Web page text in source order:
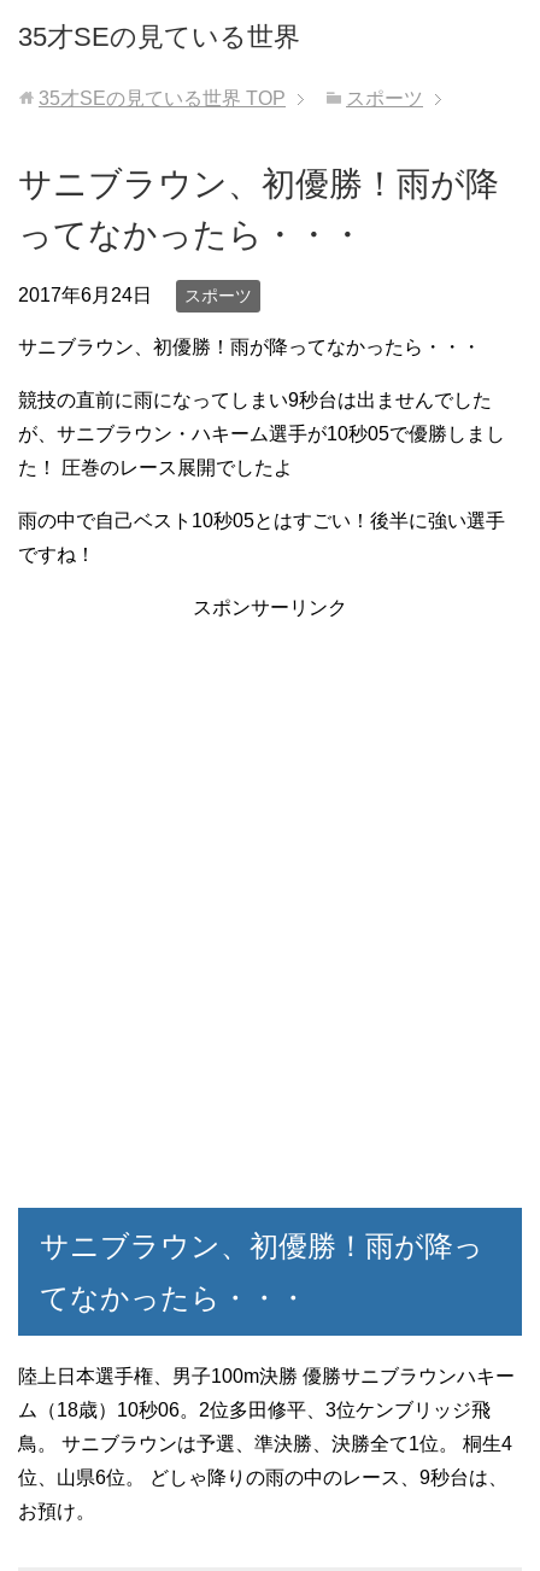
35才SEの見ている世界
35才SEの見ている世界 TOP スポーツ
サニブラウン、初優勝！雨が降
ってなかったら・・・
2017年6月24日 スポーツ
サニブラウン、初優勝！雨が降ってなかったら・・・
競技の直前に雨になってしまい9秒台は出ませんでした
が、サニブラウン・ハキーム選手が10秒05で優勝しまし
た！ 圧巻のレース展開でしたよ
雨の中で自己ベスト10秒05とはすごい！後半に強い選手
ですね！
スポンサーリンク
サニブラウン、初優勝！雨が降っ
てなかったら・・・
陸上日本選手権、男子100m決勝 優勝サニブラウンハキー
ム（18歳）10秒06。2位多田修平、3位ケンブリッジ飛
鳥。 サニブラウンは予選、準決勝、決勝全て1位。 桐生4
位、山県6位。 どしゃ降りの雨の中のレース、9秒台は、
お預け。